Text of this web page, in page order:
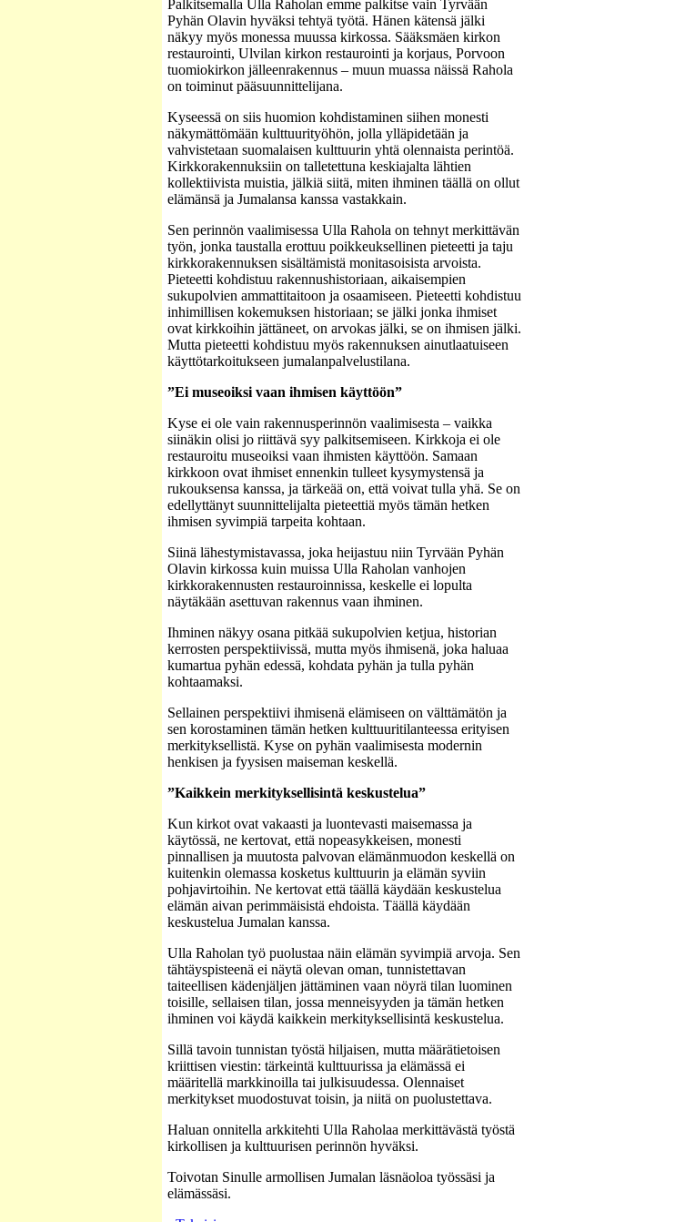
Palkitsemalla Ulla Raholan emme palkitse vain Tyrvään
Pyhän Olavin hyväksi tehtyä työtä. Hänen kätensä jälki
näkyy myös monessa muussa kirkossa. Sääksmäen kirkon
restaurointi, Ulvilan kirkon restaurointi ja korjaus, Porvoon
tuomiokirkon jälleenrakennus – muun muassa näissä Rahola
on toiminut pääsuunnittelijana.
Kyseessä on siis huomion kohdistaminen siihen monesti
näkymättömään kulttuurityöhön, jolla ylläpidetään ja
vahvistetaan suomalaisen kulttuurin yhtä olennaista perintöä.
Kirkkorakennuksiin on talletettuna keskiajalta lähtien
kollektiivista muistia, jälkiä siitä, miten ihminen täällä on ollut
elämänsä ja Jumalansa kanssa vastakkain.
Sen perinnön vaalimisessa Ulla Rahola on tehnyt merkittävän
työn, jonka taustalla erottuu poikkeuksellinen pieteetti ja taju
kirkkorakennuksen sisältämistä monitasoisista arvoista.
Pieteetti kohdistuu rakennushistoriaan, aikaisempien
sukupolvien ammattitaitoon ja osaamiseen. Pieteetti kohdistuu
inhimillisen kokemuksen historiaan; se jälki jonka ihmiset
ovat kirkkoihin jättäneet, on arvokas jälki, se on ihmisen jälki.
Mutta pieteetti kohdistuu myös rakennuksen ainutlaatuiseen
käyttötarkoitukseen jumalanpalvelustilana.
”Ei museoiksi vaan ihmisen käyttöön”
Kyse ei ole vain rakennusperinnön vaalimisesta – vaikka
siinäkin olisi jo riittävä syy palkitsemiseen. Kirkkoja ei ole
restauroitu museoiksi vaan ihmisten käyttöön. Samaan
kirkkoon ovat ihmiset ennenkin tulleet kysymystensä ja
rukouksensa kanssa, ja tärkeää on, että voivat tulla yhä. Se on
edellyttänyt suunnittelijalta pieteettiä myös tämän hetken
ihmisen syvimpiä tarpeita kohtaan.
Siinä lähestymistavassa, joka heijastuu niin Tyrvään Pyhän
Olavin kirkossa kuin muissa Ulla Raholan vanhojen
kirkkorakennusten restauroinnissa, keskelle ei lopulta
näytäkään asettuvan rakennus vaan ihminen.
Ihminen näkyy osana pitkää sukupolvien ketjua, historian
kerrosten perspektiivissä, mutta myös ihmisenä, joka haluaa
kumartua pyhän edessä, kohdata pyhän ja tulla pyhän
kohtaamaksi.
Sellainen perspektiivi ihmisenä elämiseen on välttämätön ja
sen korostaminen tämän hetken kulttuuritilanteessa erityisen
merkityksellistä. Kyse on pyhän vaalimisesta modernin
henkisen ja fyysisen maiseman keskellä.
”Kaikkein merkityksellisintä keskustelua”
Kun kirkot ovat vakaasti ja luontevasti maisemassa ja
käytössä, ne kertovat, että nopeasykkeisen, monesti
pinnallisen ja muutosta palvovan elämänmuodon keskellä on
kuitenkin olemassa kosketus kulttuurin ja elämän syviin
pohjavirtoihin. Ne kertovat että täällä käydään keskustelua
elämän aivan perimmäisistä ehdoista. Täällä käydään
keskustelua Jumalan kanssa.
Ulla Raholan työ puolustaa näin elämän syvimpiä arvoja. Sen
tähtäyspisteenä ei näytä olevan oman, tunnistettavan
taiteellisen kädenjäljen jättäminen vaan nöyrä tilan luominen
toisille, sellaisen tilan, jossa menneisyyden ja tämän hetken
ihminen voi käydä kaikkein merkityksellisintä keskustelua.
Sillä tavoin tunnistan työstä hiljaisen, mutta määrätietoisen
kriittisen viestin: tärkeintä kulttuurissa ja elämässä ei
määritellä markkinoilla tai julkisuudessa. Olennaiset
merkitykset muodostuvat toisin, ja niitä on puolustettava.
Haluan onnitella arkkitehti Ulla Raholaa merkittävästä työstä
kirkollisen ja kulttuurisen perinnön hyväksi.
Toivotan Sinulle armollisen Jumalan läsnäoloa työssäsi ja
elämässäsi.